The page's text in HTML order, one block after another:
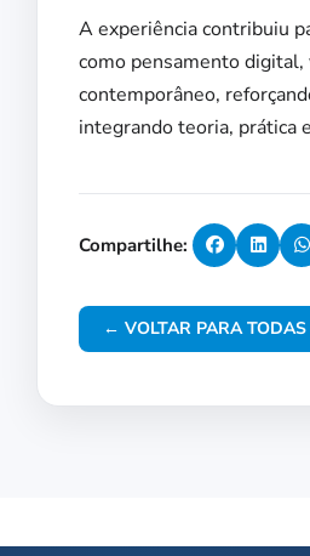
A experiência contribuiu
como pensamento digital,
contemporâneo,
integrando teoria, prática
Compartilhe:
← VOLTAR PARA